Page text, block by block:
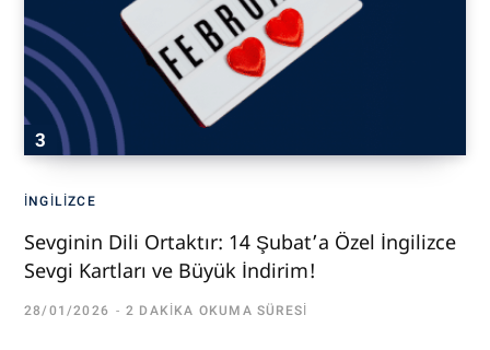
İNGILIZCE
Sevginin Dili Ortaktır: 14 Şubat’a Özel İngilizce
Sevgi Kartları ve Büyük İndirim!
28/01/2026 2 DAKIKA OKUMA SÜRESI